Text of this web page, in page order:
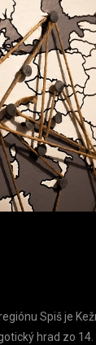
Spiš je
hrad zo 14.